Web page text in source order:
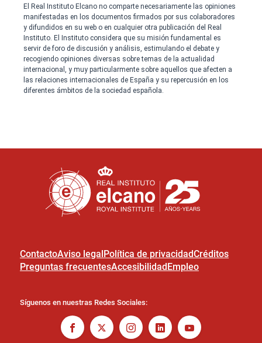
ContactoAviso legalPolítica de privacidadCréditos
Preguntas frecuentesAccesibilidadEmpleo
Síguenos en nuestras Redes Sociales: